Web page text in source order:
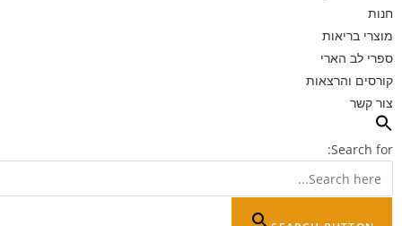
חנות
מוצרי בריאות
ספרי לב הארי
קורסים והרצאות
צור קשר
Search for: